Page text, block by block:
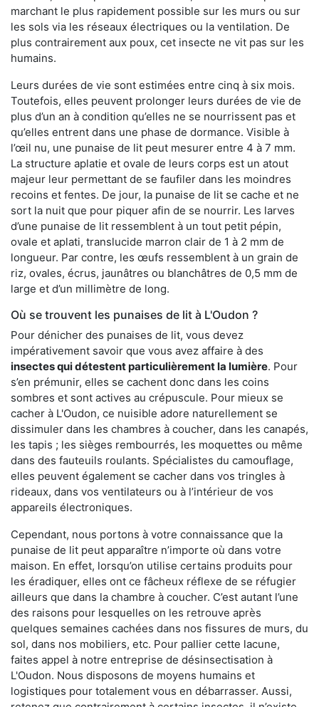
marchant le plus rapidement possible sur les murs ou sur
les sols via les réseaux électriques ou la ventilation. De
plus contrairement aux poux, cet insecte ne vit pas sur les
humains.
Leurs durées de vie sont estimées entre cinq à six mois.
Toutefois, elles peuvent prolonger leurs durées de vie de
plus d’un an à condition qu’elles ne se nourrissent pas et
qu’elles entrent dans une phase de dormance. Visible à
l’œil nu, une punaise de lit peut mesurer entre 4 à 7 mm.
La structure aplatie et ovale de leurs corps est un atout
majeur leur permettant de se faufiler dans les moindres
recoins et fentes. De jour, la punaise de lit se cache et ne
sort la nuit que pour piquer afin de se nourrir. Les larves
d’une punaise de lit ressemblent à un tout petit pépin,
ovale et aplati, translucide marron clair de 1 à 2 mm de
longueur. Par contre, les œufs ressemblent à un grain de
riz, ovales, écrus, jaunâtres ou blanchâtres de 0,5 mm de
large et d’un millimètre de long.
Où se trouvent les punaises de lit à L'Oudon ?
Pour dénicher des punaises de lit, vous devez
impérativement savoir que vous avez affaire à des
insectes qui détestent particulièrement la lumière. Pour
s’en prémunir, elles se cachent donc dans les coins
sombres et sont actives au crépuscule. Pour mieux se
cacher à L'Oudon, ce nuisible adore naturellement se
dissimuler dans les chambres à coucher, dans les canapés,
les tapis ; les sièges rembourrés, les moquettes ou même
dans des fauteuils roulants. Spécialistes du camouflage,
elles peuvent également se cacher dans vos tringles à
rideaux, dans vos ventilateurs ou à l’intérieur de vos
appareils électroniques.
Cependant, nous portons à votre connaissance que la
punaise de lit peut apparaître n’importe où dans votre
maison. En effet, lorsqu’on utilise certains produits pour
les éradiquer, elles ont ce fâcheux réflexe de se réfugier
ailleurs que dans la chambre à coucher. C’est autant l’une
des raisons pour lesquelles on les retrouve après
quelques semaines cachées dans nos fissures de murs, du
sol, dans nos mobiliers, etc. Pour pallier cette lacune,
faites appel à notre entreprise de désinsectisation à
L'Oudon. Nous disposons de moyens humains et
logistiques pour totalement vous en débarrasser. Aussi,